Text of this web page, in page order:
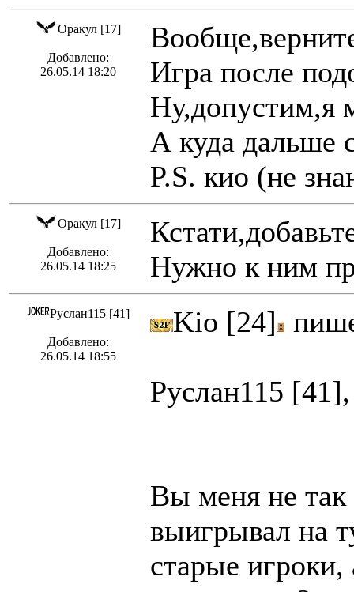
Оракул [17]
Добавлено:
26.05.14 18:20
Игра после
Ну,допустим,я
А куда дальше
P.S. кио (не
Оракул [17]
Добавлено:
26.05.14 18:25
Нужно к ним
Руслан115 [41]
Добавлено:
26.05.14 18:55
Kio [24]
Руслан115
Вы меня не так
выигрывал на
старые